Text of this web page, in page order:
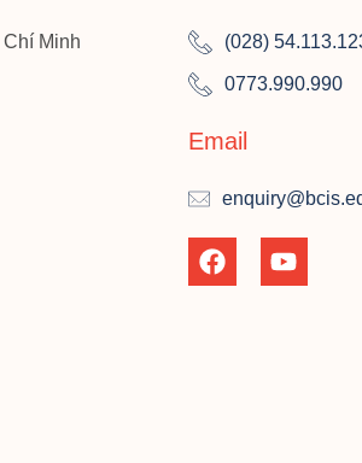
Minh (028)
0773.990.990
Email